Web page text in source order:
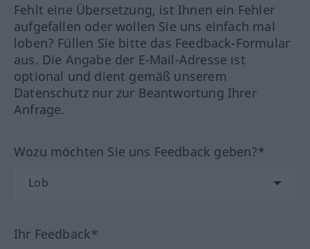
Fehlt eine Übersetzung, ist Ihnen ein Fehler
aufgefallen oder wollen Sie uns einfach mal
loben? Füllen Sie bitte das Feedback-Formular
aus. Die Angabe der E-Mail-Adresse ist
optional und dient gemäß unserem
Datenschutz nur zur Beantwortung Ihrer
Anfrage.
Wozu möchten Sie uns Feedback geben?*
Ihr Feedback*